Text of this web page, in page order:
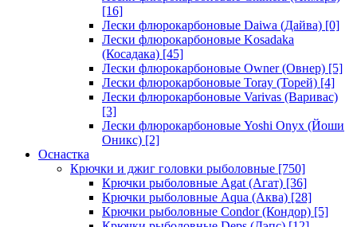
[16]
Лески флюрокарбоновые Daiwa (Дайва) [0]
Лески флюрокарбоновые Kosadaka
(Косадака) [45]
Лески флюрокарбоновые Owner (Овнер) [5]
Лески флюрокарбоновые Toray (Торей) [4]
Лески флюрокарбоновые Varivas (Варивас)
[3]
Лески флюрокарбоновые Yoshi Onyx (Йоши
Оникс) [2]
Оснастка
Крючки и джиг головки рыболовные [750]
Крючки рыболовные Agat (Агат) [36]
Крючки рыболовные Aqua (Аква) [28]
Крючки рыболовные Condor (Кондор) [5]